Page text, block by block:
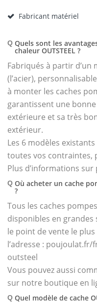
Fabricant matériel
Q Quels sont les
chaleur OUTSTEEL ?
Fabriqués à partir
(l’acier),
à monter les caches
garantissent une
extérieure et sa très
extérieur.
Les 6 modèles
toutes vos contraintes,
Plus d’informations
Q Où acheter un cache
?
Tous les caches
disponibles en grandes
le point de vente le
l’adresse :
outsteel
Vous pouvez aussi
sur notre boutique en
Q Quel modèle de cache